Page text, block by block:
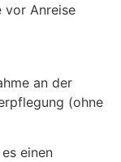
vor Anreise
an der
(ohne
einen